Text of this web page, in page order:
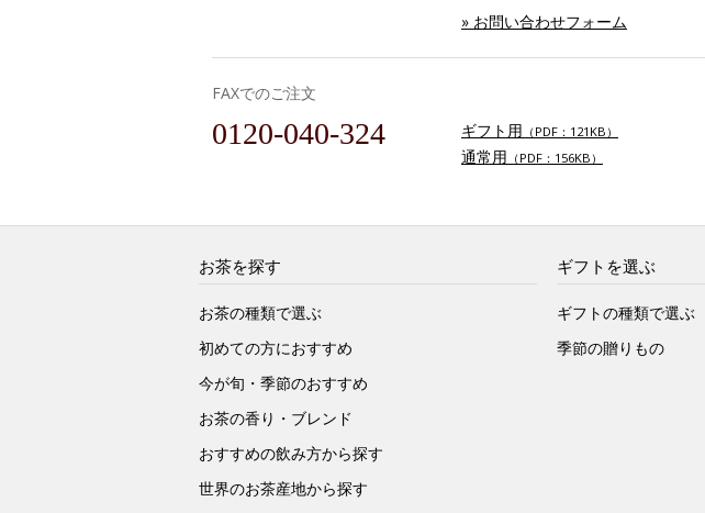
» お問い合わせフォーム
FAXでのご注文
0120-040-324 ギフト用 （PDF：121KB）
通常用 （PDF：156KB）
お茶を探す
お茶の種類で選ぶ
初めての方におすすめ
今が旬・季節のおすすめ
お茶の香り・ブレンド
おすすめの飲み方から探す
世界のお茶産地から探す
ギフトを選ぶ
ギフトの種類で選ぶ
季節の贈りもの